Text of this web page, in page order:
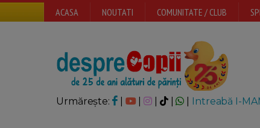
ACASA NOUTATI COMUNITATE / CLUB
Urmărește: | | Intreabă I-